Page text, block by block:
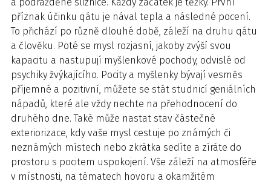
příznak účinku qátu je nával tepla a následné pocení.
To přichází po různě dlouhé době, záleží na druhu qátu
a člověku. Poté se mysl rozjasní, jakoby zvýší svou
kapacitu a nastupují myšlenkové pochody, odvislé od
psychiky žvýkajícího. Pocity a myšlenky bývají vesměs
příjemné a pozitivní, můžete se stát studnicí geniálních
nápadů, které ale vždy nechte na přehodnocení do
druhého dne. Také může nastat stav částečné
exteriorizace, kdy vaše mysl cestuje po známých či
neznámých místech nebo zkrátka sedíte a zíráte do
prostoru s pocitem uspokojení. Vše záleží na atmosféře
v místnosti, na tématech hovoru a okamžitém